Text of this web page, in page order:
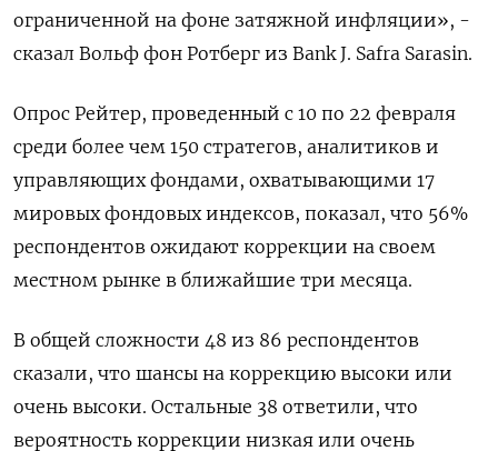
ограниченной на фоне затяжной инфляции», -
сказал Вольф фон Ротберг из Bank J. Safra Sarasin.
Опрос Рейтер, проведенный с 10 по 22 февраля
среди более чем 150 стратегов, аналитиков и
управляющих фондами, охватывающими 17
мировых фондовых индексов, показал, что 56%
респондентов ожидают коррекции на своем
местном рынке в ближайшие три месяца.
В общей сложности 48 из 86 респондентов
сказали, что шансы на коррекцию высоки или
очень высоки. Остальные 38 ответили, что
вероятность коррекции низкая или очень